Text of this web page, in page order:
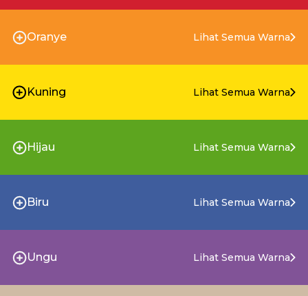
Oranye Lihat Semua Warna
Kuning Lihat Semua Warna
Hijau Lihat Semua Warna
Biru Lihat Semua Warna
Ungu Lihat Semua Warna